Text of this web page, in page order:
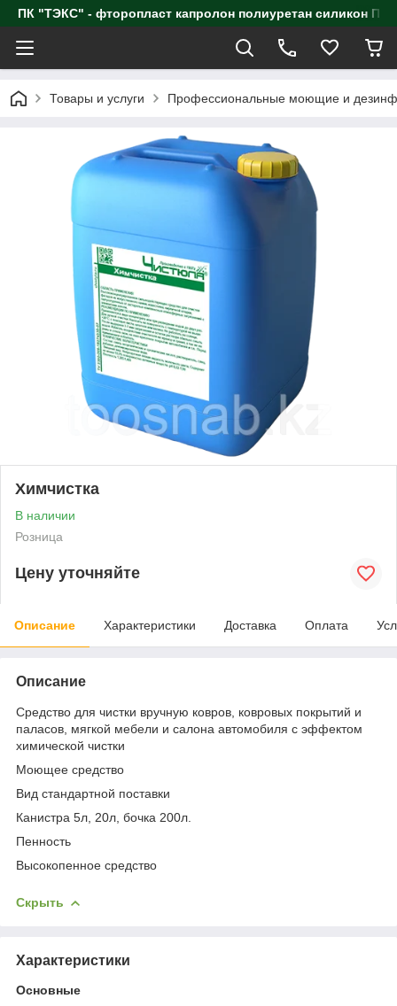
ПК "ТЭКС" - фторопласт капролон полиуретан
Товары и услуги Профессиональные моющие и
Химчистка
В наличии
Розница
Цену уточняйте
Описание Характеристики Доставка Оплата
Описание
Средство для чистки вручную ковров, ковровых покрытий и
паласов, мягкой мебели и салона автомобиля с эффектом
химической чистки
Моющее средство
Вид стандартной поставки
Канистра 5л, 20л, бочка 200л.
Пенность
Высокопенное средство
Скрыть
Характеристики
Основные